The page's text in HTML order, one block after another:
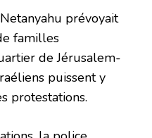
prévoyait
familles
de Jérusalem-
puissent y
protestations.